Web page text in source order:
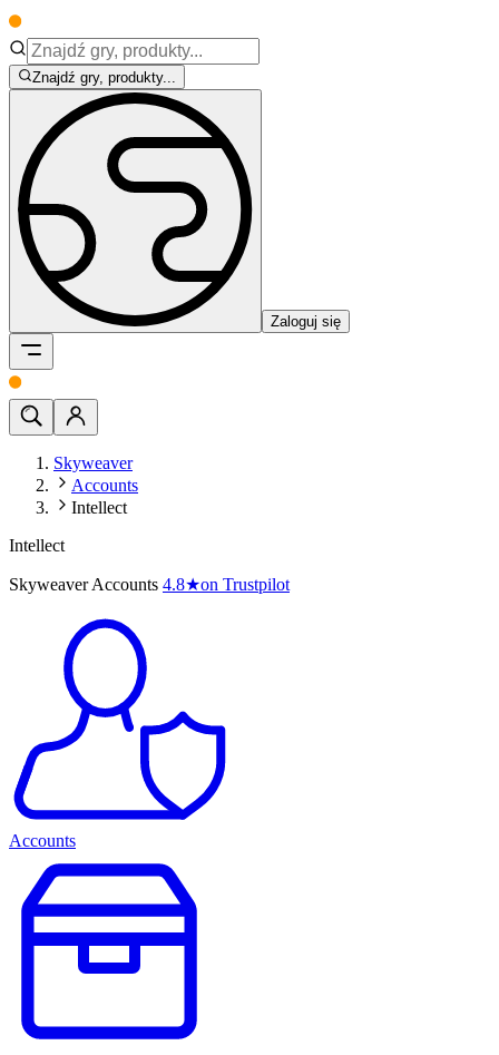
Znajdź gry, produkty...
Zaloguj się
Skyweaver
Accounts
Intellect
Intellect
Skyweaver Accounts 4.8★on Trustpilot
Accounts